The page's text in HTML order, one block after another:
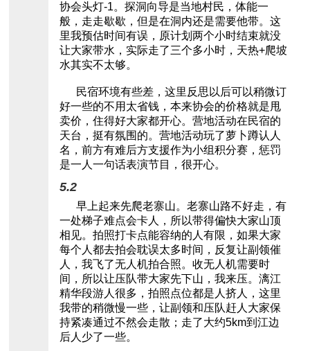
协会头灯-1。探洞向导是当地村民，体能一
般，走走歇歇，但是在洞内还是需要他带。这
里我预估时间有误，原计划两个小时结束就没
让大家带水，实际走了三个多小时，天热+爬坡
水其实不太够。
民宿环境有些差，这里反思以后可以稍微订
好一些的不用太省钱，本来协会的价格就是甩
卖价，住得好大家都开心。营地活动在民宿的
天台，挺有氛围的。营地活动玩了萝卜蹲认人
名，前方有难后方支援作为小组积分赛，惩罚
是一人一句话表演节目，很开心。
5.2
早上起来先爬老寨山。老寨山路不好走，有
一处梯子难点会卡人，所以带得偏快大家山顶
相见。拍照打卡点能容纳的人有限，如果大家
每个人都去拍会耽误太多时间，反复让副领催
人，我飞了无人机拍合照。收无人机需要时
间，所以让压队带大家先下山，我来压。漓江
精华段游人很多，拍照点位都是人挤人，这里
我带的稍微慢一些，让副领和压队赶人大家保
持紧凑通过不然会走散；走了大约5km到江边
后人少了一些。